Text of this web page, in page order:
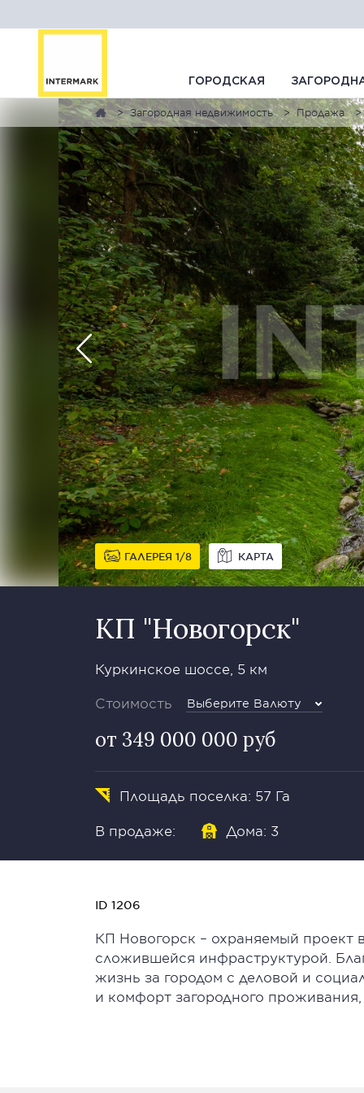
ГОРОДСКАЯ
Загородная недвижимость Продажа
ГАЛЕРЕЯ 1 8 КАРТА
КП "Новогорск"
Куркинское шоссе, 5 км
Стоимость Выберите Валюту
от 349 000 000 руб
Площадь поселка: 57 Га
В продаже: Дома: 3
ID 1206
КП Новогорск – охраняемый проект
сложившейся инфраструктурой.
жизнь за городом с деловой и
и комфорт загородного проживания,